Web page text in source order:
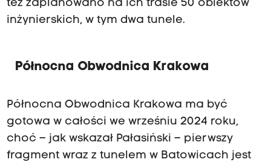
też zaplanowano na ich trasie 50 obiektów
inżynierskich, w tym dwa tunele.
Północna Obwodnica Krakowa
Północna Obwodnica Krakowa ma być
gotowa w całości we wrześniu 2024 roku,
choć – jak wskazał Pałasiński – pierwszy
fragment wraz z tunelem w Batowicach jest